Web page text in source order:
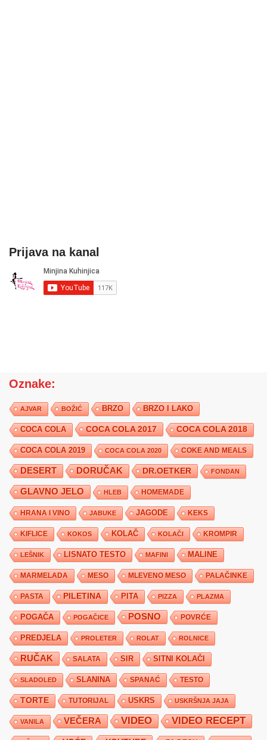
Prijava na kanal
Oznake:
AJVAR BOŽIĆ BRZO BRZO I LAKO
COCA COLA COCA COLA 2017 COCA COLA 2018
COCA COLA 2019 COCA COLA 2020 COKE AND MEALS
DESERT DORUČAK DR.OETKER FONDAN
GLAVNO JELO HLEB HOMEMADE
HRANA I VINO JABUKE JAGODE KEKS
KIFLICE KOKOS KOLAČ KOLAČI KROMPIR
LEŠNIK LISNATO TESTO MAFINI MALINE
MARMELADA MESO MLEVENO MESO PALAČINKE
PASTA PILETINA PITA PIZZA PLAZMA
POGAČA POGAČICE POSNO POVRĆE
PREDJELA PROLETER ROLAT ROLNICE
RUČAK SALATA SIR SITNI KOLAČI
SLADOLED SLANINA SPANAĆ TESTO
TORTE TUTORIJAL USKRS USKRŠNJA JAJA
VANILA VEČERA VIDEO VIDEO RECEPT